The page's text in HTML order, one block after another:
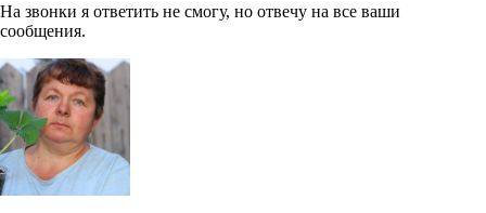
На звонки я ответить не смогу, но отвечу на все ваши
сообщения.